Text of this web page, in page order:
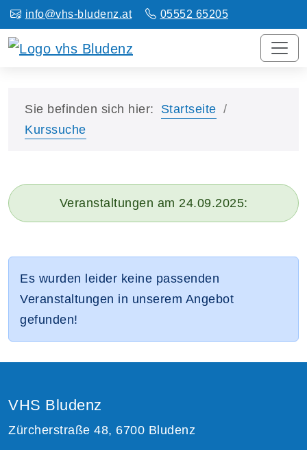
info@vhs-bludenz.at 05552 65205
Sie befinden sich hier:
Startseite
Kurssuche
Veranstaltungen am 24.09.2025:
Es wurden leider keine passenden
Veranstaltungen in unserem Angebot
gefunden!
VHS Bludenz
Zürcherstraße 48, 6700 Bludenz